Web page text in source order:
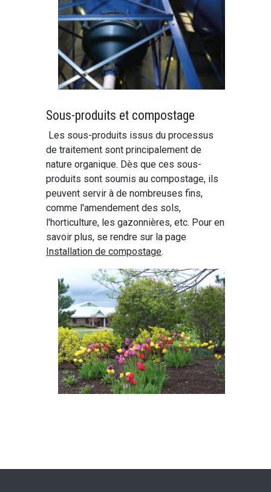
Sous-produits et compostage
Les sous-produits issus du processus
de traitement sont principalement de
nature organique. Dès que ces sous-
produits sont soumis au compostage, ils
peuvent servir à de nombreuses fins,
comme l'amendement des sols,
l'horticulture, les gazonnières, etc. Pour en
savoir plus, se rendre sur la page
Installation de compostage.